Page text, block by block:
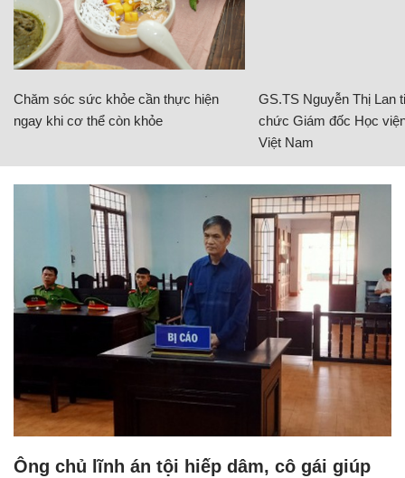
Chăm sóc sức khỏe cần thực hiện
ngay khi cơ thể còn khỏe
GS.TS Nguyễn Thị Lan
chức Giám đốc Học
Việt Nam
Ông chủ lĩnh án tội hiếp dâm, cô gái giúp